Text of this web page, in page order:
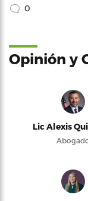
0
Opinión y
Lic Alexis